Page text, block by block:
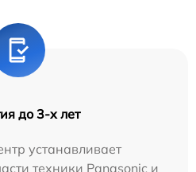
до 3-х лет
устанавливает
техники Panasonic и